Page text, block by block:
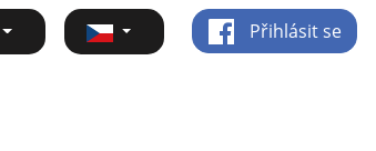
Přihlásit se